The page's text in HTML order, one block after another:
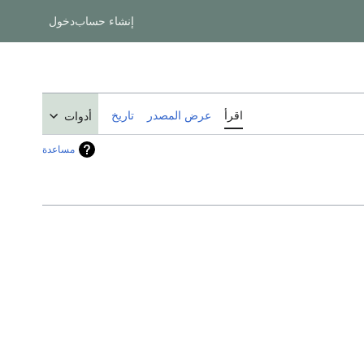
إنشاء حسابدخول
اقرأ عرض المصدر تاريخ أدوات
مساعدة